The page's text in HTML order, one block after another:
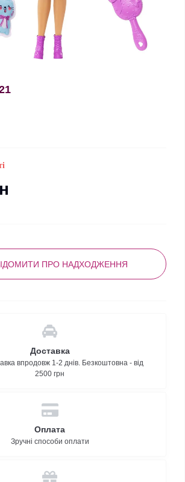
ПРО НАДХОДЖЕННЯ
Доставка
впродовж 1-2 днів. Безкоштовна - від
2500 грн
Оплата
Зручні способи оплати